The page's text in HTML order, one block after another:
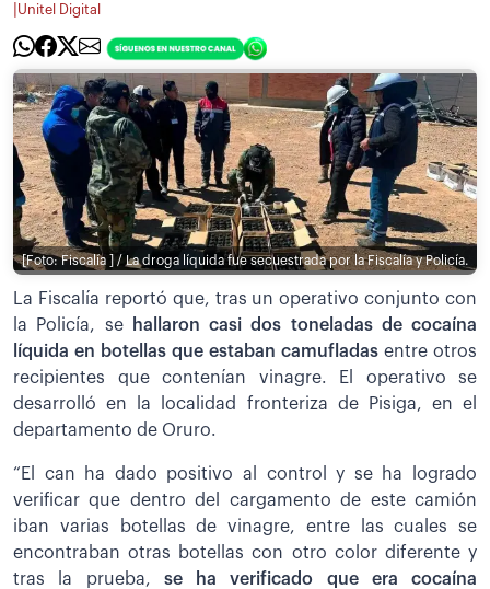
Unitel Digital
[Foto: Fiscalía ] / La droga líquida fue secuestrada por la Fiscalía y Policía.
La Fiscalía reportó que, tras un operativo conjunto con
la Policía, se
hallaron casi dos toneladas de cocaína
líquida en botellas que estaban camufladas entre otros
recipientes que contenían vinagre. El operativo se
desarrolló en la localidad fronteriza de Pisiga, en el
departamento de Oruro.
“El can ha dado positivo al control y se ha logrado
verificar que dentro del cargamento de este camión
iban varias botellas de vinagre, entre las cuales se
encontraban otras botellas con otro color diferente y
tras la prueba, se ha verificado que era cocaína